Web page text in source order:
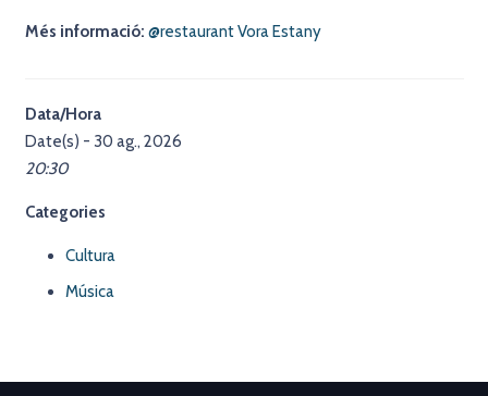
Més informació: @restaurant Vora Estany
Data/Hora
Date(s) - 30 ag., 2026
20:30
Categories
Cultura
Música